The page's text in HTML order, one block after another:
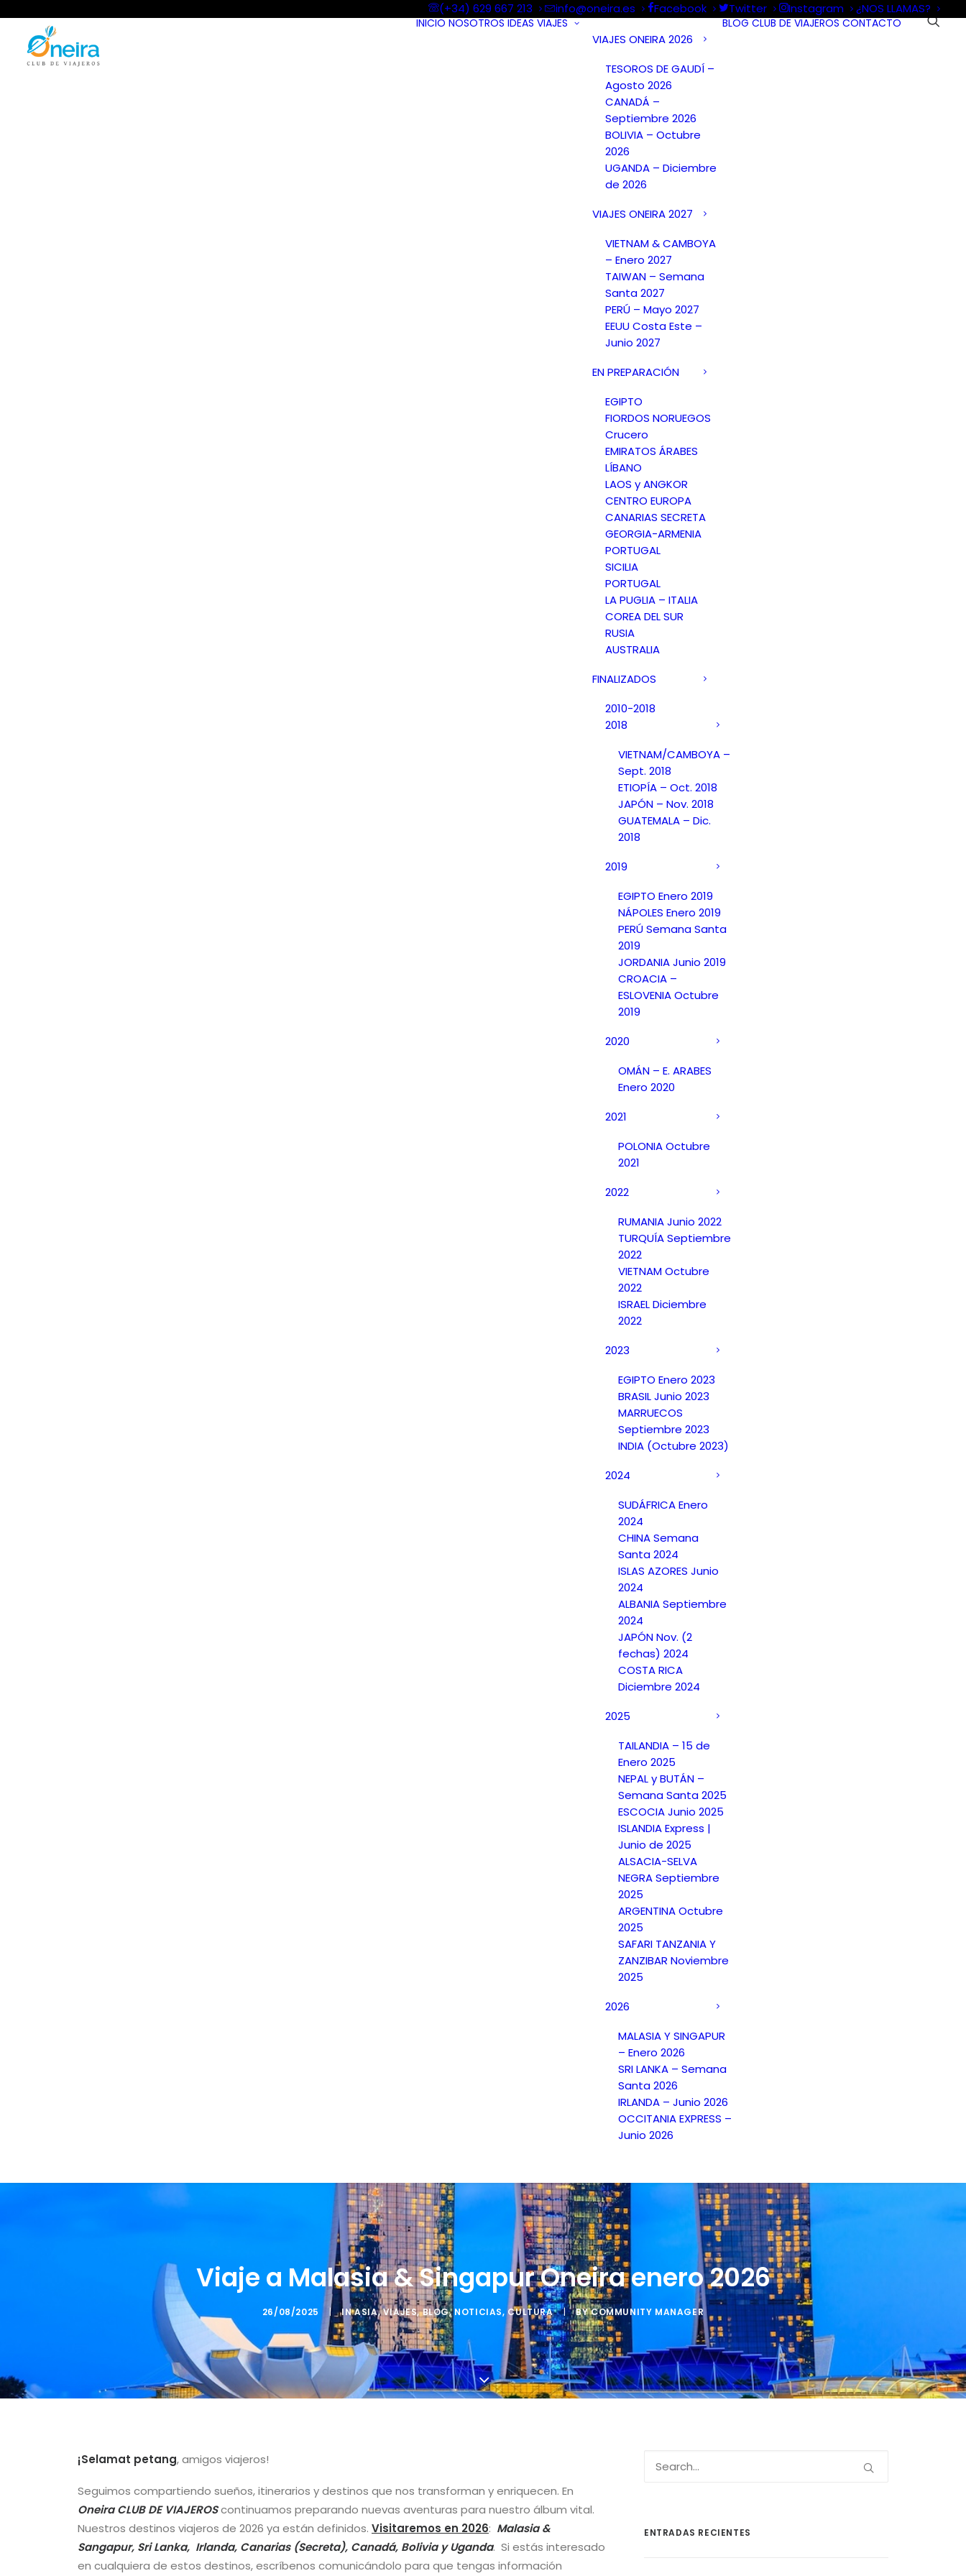
(+34) 629 667 213 info@oneira.es Facebook Twitter Instagram ¿NOS LLAMAS?
INICIO NOSOTROS IDEAS VIAJES
VIAJES ONEIRA 2026
TESOROS DE GAUDÍ –
Agosto 2026
CANADÁ –
Septiembre 2026
BOLIVIA – Octubre
2026
UGANDA – Diciembre
de 2026
VIAJES ONEIRA 2027
VIETNAM & CAMBOYA
– Enero 2027
TAIWAN – Semana
Santa 2027
PERÚ – Mayo 2027
EEUU Costa Este –
Junio 2027
EN PREPARACIÓN
EGIPTO
FIORDOS NORUEGOS
Crucero
EMIRATOS ÁRABES
LÍBANO
LAOS y ANGKOR
CENTRO EUROPA
CANARIAS SECRETA
GEORGIA-ARMENIA
PORTUGAL
SICILIA
PORTUGAL
LA PUGLIA – ITALIA
COREA DEL SUR
RUSIA
AUSTRALIA
FINALIZADOS
2010-2018
2018
VIETNAM/CAMBOYA –
Sept. 2018
ETIOPÍA – Oct. 2018
JAPÓN – Nov. 2018
GUATEMALA – Dic.
2018
2019
EGIPTO Enero 2019
NÁPOLES Enero 2019
PERÚ Semana Santa
2019
JORDANIA Junio 2019
CROACIA –
ESLOVENIA Octubre
2019
2020
OMÁN – E. ARABES
Enero 2020
2021
POLONIA Octubre
2021
2022
RUMANIA Junio 2022
TURQUÍA Septiembre
2022
VIETNAM Octubre
2022
ISRAEL Diciembre
2022
2023
EGIPTO Enero 2023
BRASIL Junio 2023
MARRUECOS
Septiembre 2023
INDIA (Octubre 2023)
2024
SUDÁFRICA Enero
2024
CHINA Semana
Santa 2024
ISLAS AZORES Junio
2024
ALBANIA Septiembre
2024
JAPÓN Nov. (2
fechas) 2024
COSTA RICA
Diciembre 2024
2025
TAILANDIA – 15 de
Enero 2025
NEPAL y BUTÁN –
Semana Santa 2025
ESCOCIA Junio 2025
ISLANDIA Express |
Junio de 2025
ALSACIA-SELVA
NEGRA Septiembre
2025
ARGENTINA Octubre
2025
SAFARI TANZANIA Y
ZANZIBAR Noviembre
2025
2026
MALASIA Y SINGAPUR
– Enero 2026
SRI LANKA – Semana
Santa 2026
IRLANDA – Junio 2026
OCCITANIA EXPRESS –
Junio 2026
BLOG CLUB DE VIAJEROS CONTACTO
Viaje a Malasia & Singapur Oneira enero 2026
26/08/2025 | INASIA,VIAJES,BLOG,NOTICIAS,CULTURA | BYCOMMUNITY MANAGER
¡Selamat petang, amigos viajeros!
Seguimos compartiendo sueños, itinerarios y destinos que nos transforman y enriquecen. En
Oneira CLUB DE VIAJEROScontinuamos preparando nuevas aventuras para nuestro álbum vital.
Nuestros destinos viajeros de 2026 ya están definidos. Visitaremos en 2026: Malasia &
Sangapur, Sri Lanka, Irlanda, Canarias (Secreta), Canadá, Bolivia y Uganda. Si estás interesado
en cualquiera de estos destinos, escríbenos comunicándolo para que tengas información
ENTRADAS RECIENTES